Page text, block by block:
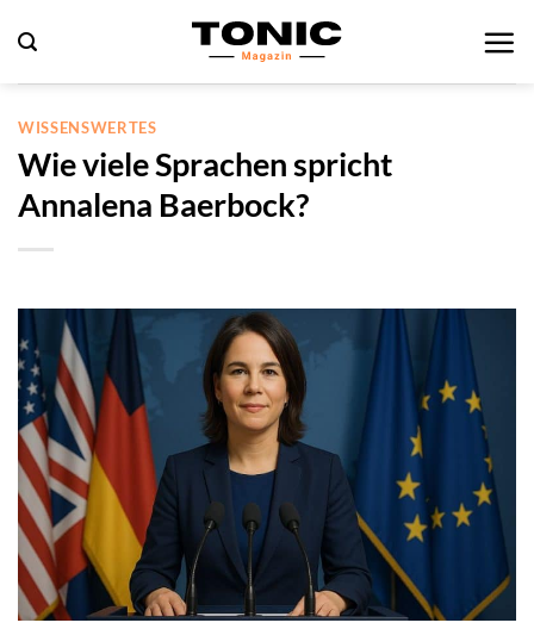
Inhalt
springen
WISSENSWERTES
Wie viele Sprachen spricht
Annalena Baerbock?